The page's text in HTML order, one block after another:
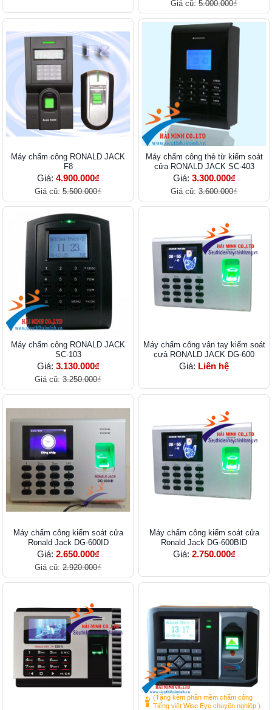
Giá cũ: 5.000.000₫
Máy chấm công RONALD JACK
F8
Giá: 4.900.000₫
Giá cũ: 5.500.000₫
Máy chấm công thẻ từ kiểm soát
cửa RONALD JACK SC-403
Giá: 3.300.000₫
Giá cũ: 3.600.000₫
Máy chấm công RONALD JACK
SC-103
Giá: 3.130.000₫
Giá cũ: 3.250.000₫
Máy chấm công vân tay kiểm soát
cưả RONALD JACK DG-600
Giá: Liên hệ
Máy chấm công kiểm soát cửa
Ronald Jack DG-600ID
Giá: 2.650.000₫
Giá cũ: 2.920.000₫
Máy chấm công kiểm soát cửa
Ronald Jack DG-600BID
Giá: 2.750.000₫
(Tặng kèm phần mềm chấm công
Tiếng việt Wise Eye chuyên nghiệp.)